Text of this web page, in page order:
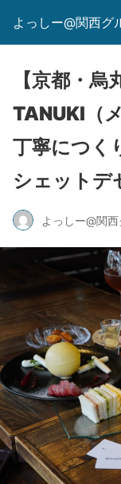
よっしー@関西グ
【京都・
TANUKI（
丁寧につく
シェットデ
よっしー@関西